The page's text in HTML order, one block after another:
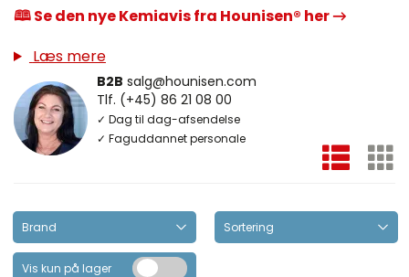
🕮 Se den nye Kemiavis fra Hounisen® her →
Læs mere
B2B salg@hounisen.com
Tlf. (+45) 86 21 08 00
✓ Dag til dag-afsendelse
✓ Faguddannet personale
Vis kun på lager